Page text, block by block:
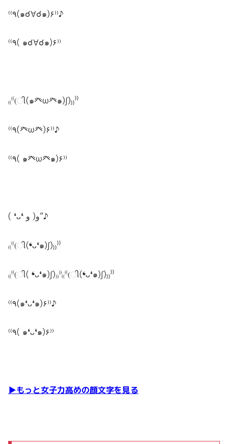
⁽⁽٩(๑☌∀☌๑)۶⁾⁾♪
⁽⁽٩( ๑☌∀☌๑)۶⁾⁾
₍₍⁽⁽(ી(๑癶ω癶๑)ʃ)₎₎⁾⁾
⁽⁽٩(癶ω癶)۶⁾⁾♪
⁽⁽٩( ๑癶ω癶๑)۶⁾⁾
( ❛ᴗ❛ و( و”♪
₍₍⁽⁽(ી(❛ᴗ❛๑)ʃ)₎₎⁾⁾
₍₍⁽⁽(ી( ❛ᴗ❛๑)ʃ)₎₎⁾⁾₍₍⁽⁽(ી(❛ᴗ❛๑)ʃ)₎₎⁾⁾
⁽⁽٩(๑❛ᴗ❛๑)۶⁾⁾♪
⁽⁽٩( ๑❛ᴗ❛๑)۶⁾⁾
▶︎もっと女子力高めの顔文字を見る